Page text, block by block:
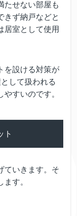
たせない部屋も
きず納戸などと
居室として使用
を設ける対策が
して扱われる
すいのです。
ト
ていきます。そ
す。